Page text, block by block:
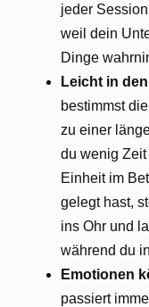
jeder
weil dein
Dinge
Leicht in
bestimmst
zu einer
du wenig
Einheit im
gelegt hast,
ins Ohr und
während du
Emotionen
passiert